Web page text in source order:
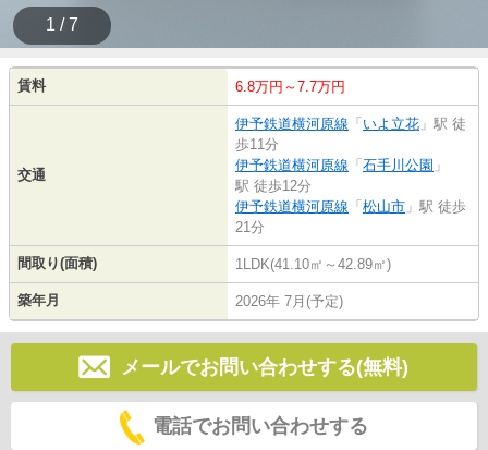
1 / 7
賃料 6.8万円～7.7万円
交通
伊予鉄道横河原線 「 いよ立花 」駅 徒
歩11分
伊予鉄道横河原線 「 石手川公園 」
駅 徒歩12分
伊予鉄道横河原線 「 松山市 」駅 徒歩
21分
間取り(面積) 1LDK(41.10㎡～42.89㎡)
築年月 2026年 7月(予定)
メールでお問い合わせする(無料)
電話でお問い合わせする